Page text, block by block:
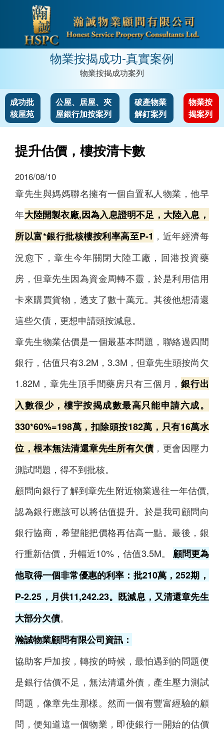
物業按揭成功-真實案例
物業按揭成功案列
成功批
核屋苑
公屋、居屋、夾
屋銀行加按案列
破產物業
解釘案列
物業按
揭案列
提升估價，樓按清卡數
2016/08/10
章先生與媽媽聯名擁有一個自置私人物業，他早
年大陸開製衣廠,因為入息證明不足，大陸入息，
所以富*銀行批核樓按利率高至P-1 ，近年經濟每
況愈下，章生今年關閉大陸工廠，回港投資藥
房，但章先生因為資金周轉不靈，於是利用信用
卡來購買貨物，透支了數十萬元。其後他想清還
這些欠債，更想申請頭按減息。
章先生物業估價是一個最基本問題，聯絡過四間
銀行，估值只有3.2M，3.3M，但章先生頭按尚欠
1.82M，章先生頂手間藥房只有三個月，銀行出
入數很少，樓宇按揭成數最高只能申請六成。
330*60%=198萬，扣除頭按182萬，只有16萬水
位，根本無法清還章先生所有欠債，更會因壓力
測試問題，得不到批核。
顧問向銀行了解到章先生附近物業過往一年估價,
認為銀行應該可以將估值提升。於是我司顧問向
銀行協商，希望能把價格再估高一點。最後，銀
行重新估價，升幅近10%，估值3.5M。 顧問更為
他取得一個非常優惠的利率：批210萬，252期，
P-2.25，月供11,242.23。既減息，又清還章先生
大部分欠債。
瀚誠物業顧問有限公司資訊：
協助客戶加按，轉按的時候，最怕遇到的問題便
是銀行估價不足，無法清還外債，產生壓力測試
問題，像章先生那樣。然而一個有豐富經驗的顧
問，便知道這一個物業，即使銀行一開始的估價